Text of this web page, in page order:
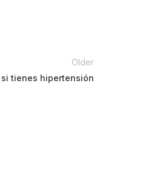
Older
tienes hipertensión